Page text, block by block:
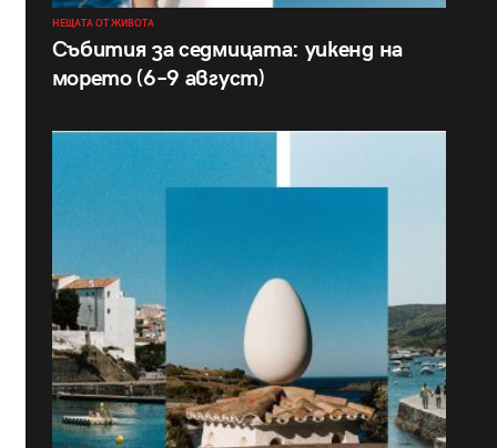
НЕЩАТА ОТ ЖИВОТА
Събития за седмицата: уикенд на
морето (6–9 август)